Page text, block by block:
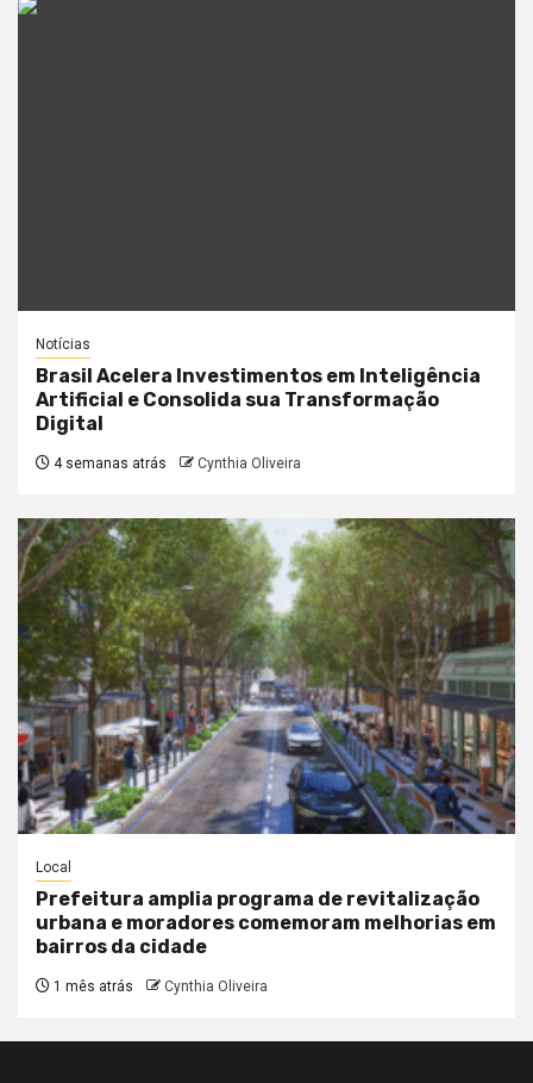
Notícias
Brasil Acelera Investimentos em Inteligência
Artificial e Consolida sua Transformação
Digital
4 semanas atrás Cynthia Oliveira
Local
Prefeitura amplia programa de revitalização
urbana e moradores comemoram melhorias em
bairros da cidade
1 mês atrás Cynthia Oliveira